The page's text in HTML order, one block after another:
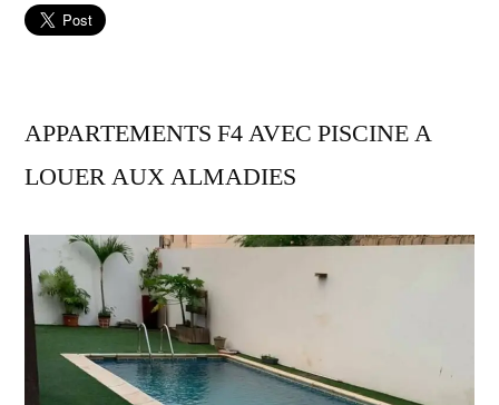
APPARTEMENTS F4 AVEC PISCINE A
LOUER AUX ALMADIES